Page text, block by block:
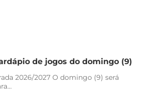
de jogos do domingo (9)
2026/2027 O domingo (9) será